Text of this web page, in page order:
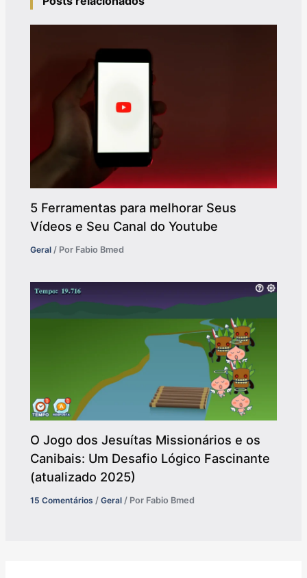
5 Ferramentas para melhorar Seus
Vídeos e Seu Canal do Youtube
Geral / Por Fabio Bmed
O Jogo dos Jesuítas Missionários e os
Canibais: Um Desafio Lógico Fascinante
(atualizado 2025)
15 Comentários /Geral / Por Fabio Bmed